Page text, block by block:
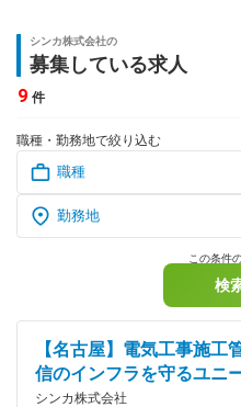
専門サイト
対応時間：10:00～22:00(日曜・年末年始を
自動案内は24時間365日対応
転職の「モヤモヤ」、一人で悩まず
気軽に相談してみませんか？
dodaの使い方は？
ヘルプ
シンカ株式会社の
募集している求人
9 件
職種・勤務地で絞り込む
この条件
検
【名古屋】電気工事施
信のインフラを守るユニ
シンカ株式会社